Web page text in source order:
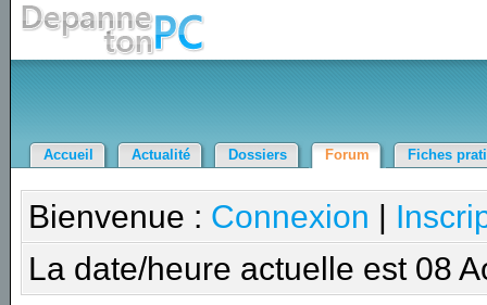
Accueil Actualité Dossiers Forum Fiches
Bienvenue : Connexion |
La date/heure actuelle est 08